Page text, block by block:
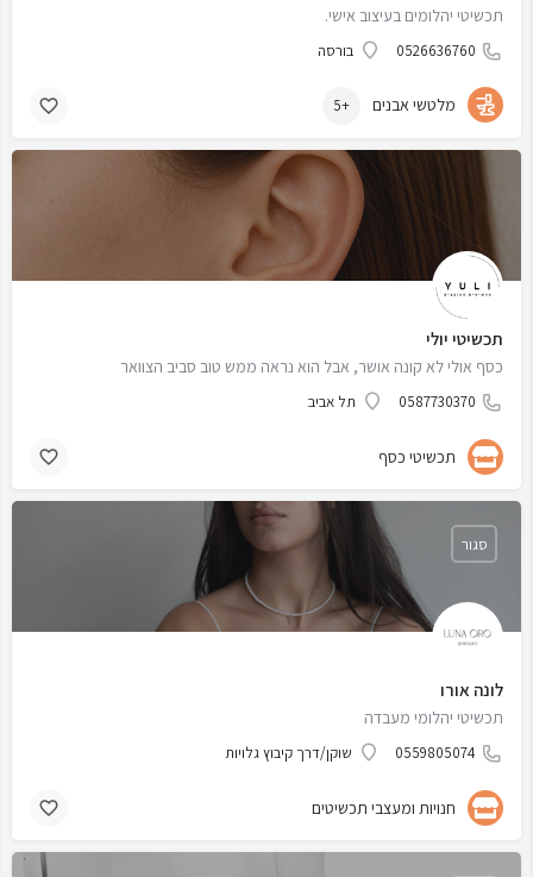
תכשיטי יהלומים בעיצוב אישי.
0526636760 בורסה
מלטשי אבנים +5
תכשיטי יולי
כסף אולי לא קונה אושר, אבל הוא נראה ממש טוב סביב הצוואר
0587730370 תל אביב
תכשיטי כסף
לונה אורו
תכשיטי יהלומי מעבדה
0559805074 שוקן/דרך קיבוץ גלויות
סגור
חנויות ומעצבי תכשיטים